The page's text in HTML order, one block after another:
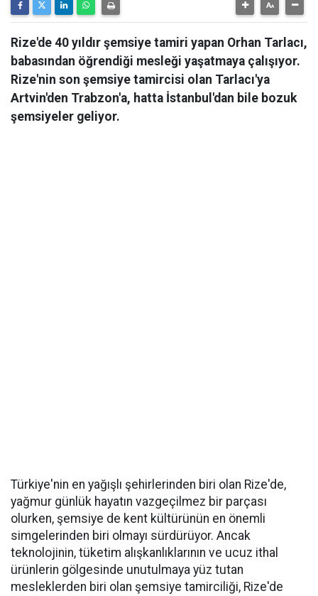
Rize'de 40 yıldır şemsiye tamiri yapan Orhan Tarlacı,
babasından öğrendiği mesleği yaşatmaya çalışıyor.
Rize'nin son şemsiye tamircisi olan Tarlacı'ya
Artvin'den Trabzon'a, hatta İstanbul'dan bile bozuk
şemsiyeler geliyor.
Türkiye'nin en yağışlı şehirlerinden biri olan Rize'de,
yağmur günlük hayatın vazgeçilmez bir parçası
olurken, şemsiye de kent kültürünün en önemli
simgelerinden biri olmayı sürdürüyor. Ancak
teknolojinin, tüketim alışkanlıklarının ve ucuz ithal
ürünlerin gölgesinde unutulmaya yüz tutan
mesleklerden biri olan şemsiye tamirciliği, Rize'de